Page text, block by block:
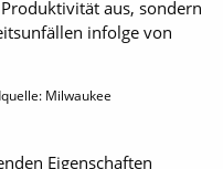
aus, sondern
infolge von
Milwaukee
Eigenschaften